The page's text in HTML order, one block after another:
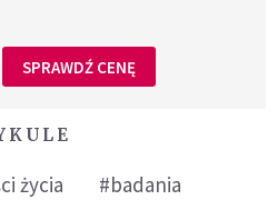
SPRAWDŹ CENĘ
życia #badania